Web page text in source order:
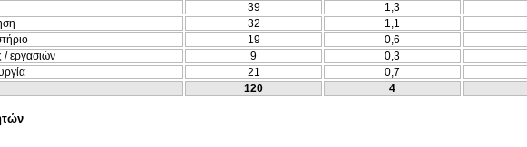
39 1,3
32 1,1
19 0,6
/ εργασιών
9 0,3
21 0,7
120 4